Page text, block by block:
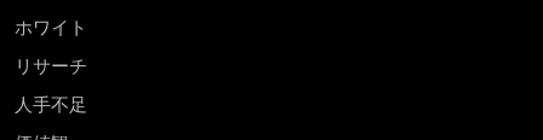
ホワイト
リサーチ
人手不足